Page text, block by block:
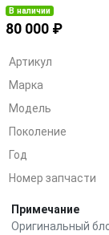
В наличии
80 000 ₽
Артикул
Марка
Модель
Поколение
Год
Номер запчасти
Примечание
Оригинальный